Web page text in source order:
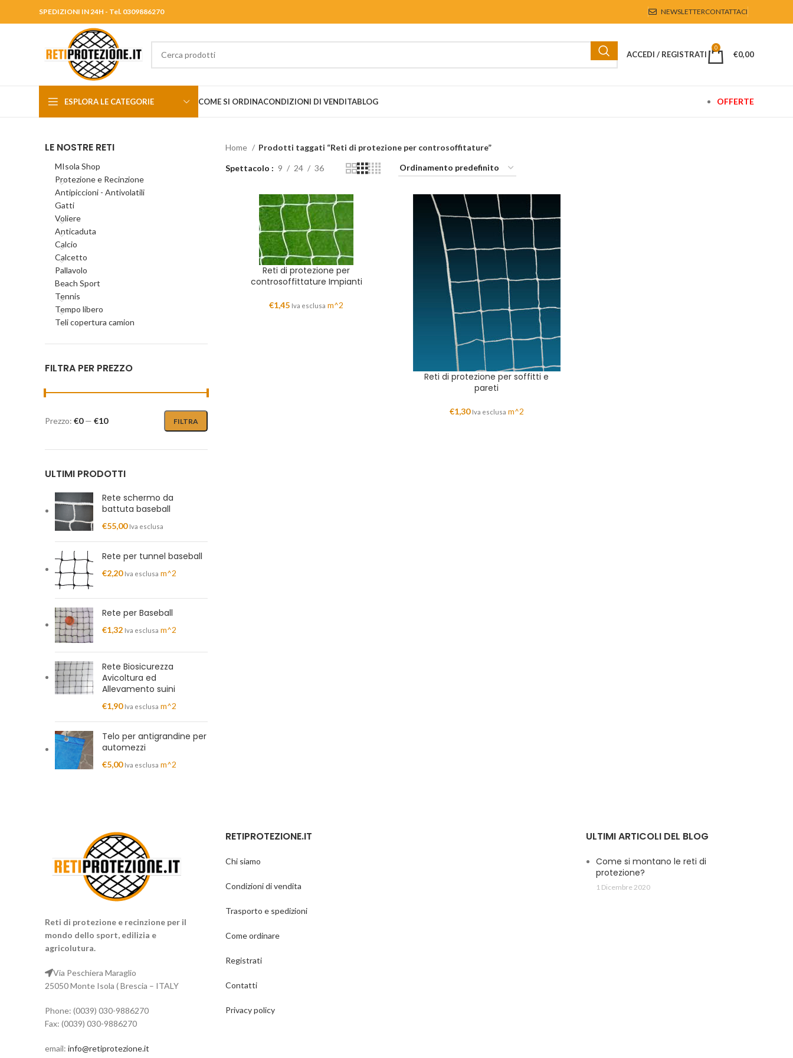
SPEDIZIONI IN 24H - Tel. 0309886270 NEWSLETTERCONTATTACI
ACCEDI / REGISTRATI
0
€0,00
ESPLORA LE CATEGORIE COME SI ORDINACONDIZIONI DI VENDITABLOG OFFERTE
LE NOSTRE RETI
MIsola Shop
Protezione e Recinzione
Antipiccioni - Antivolatili
Gatti
Voliere
Anticaduta
Calcio
Calcetto
Pallavolo
Beach Sport
Tennis
Tempo libero
Teli copertura camion
FILTRA PER PREZZO
Prezzo
Prezzo
FILTRA
Prezzo: €0— €10
ULTIMI PRODOTTI
Rete schermo da
battuta baseball
€55,00 Iva esclusa
Rete per tunnel baseball
€2,20 Iva esclusa m^2
Rete per Baseball
€1,32 Iva esclusa m^2
Rete Biosicurezza
Avicoltura ed
Allevamento suini
€1,90 Iva esclusa m^2
Telo per antigrandine per
automezzi
€5,00 Iva esclusa m^2
Home Prodotti taggati “Reti di protezione per controsoffitature”
Spettacolo 9 24 36
Reti di protezione per
controsoffittature Impianti
€1,45 Iva esclusa m^2
Reti di protezione per soffitti e
pareti
€1,30 Iva esclusa m^2
Reti di protezione e recinzione per il
mondo dello sport, edilizia e
agricolutura.
Via Peschiera Maraglio
25050 Monte Isola ( Brescia – ITALY
Phone: (0039) 030-9886270
Fax: (0039) 030-9886270
email: info@retiprotezione.it
RETIPROTEZIONE.IT
Chi siamo
Condizioni di vendita
Trasporto e spedizioni
Come ordinare
Registrati
Contatti
Privacy policy
ULTIMI ARTICOLI DEL BLOG
Come si montano le reti di
protezione?
1 Dicembre 2020